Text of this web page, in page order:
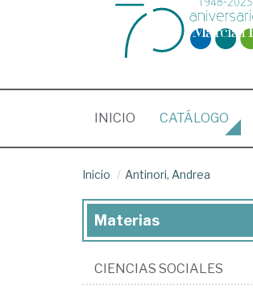
INICIO (CURRENT)
CATÁLOGO
Inicio Antinori, Andrea
Materias
CIENCIAS SOCIALES